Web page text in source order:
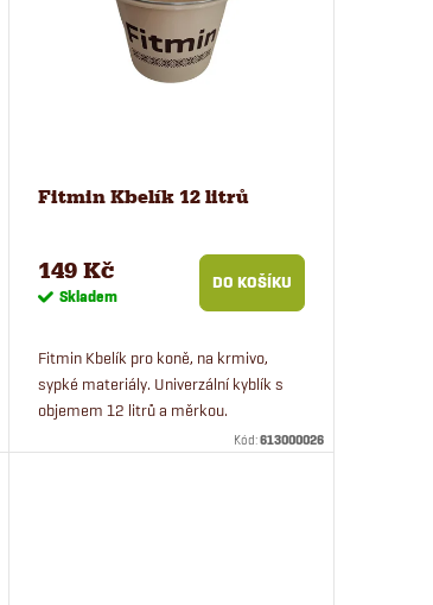
Fitmin Kbelík 12 litrů
149 Kč
Skladem
DO KOŠÍKU
Fitmin Kbelík pro koně, na krmivo,
sypké materiály. Univerzální kyblík s
objemem 12 litrů a měrkou.
Kód:613000026